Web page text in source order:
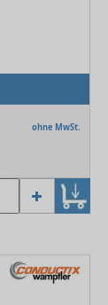
ohne MwSt.